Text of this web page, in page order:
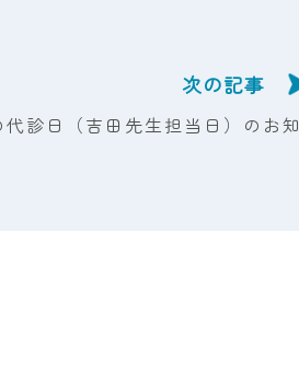
次の記事
代診日（吉田先生担当日）のお知